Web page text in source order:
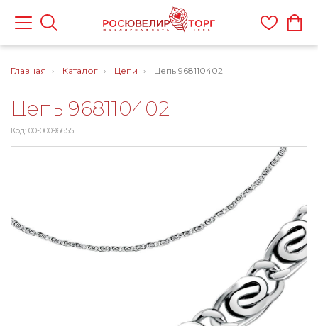
Главная Каталог Цепи Цепь 968110402
Цепь 968110402
Код: 00-00096655